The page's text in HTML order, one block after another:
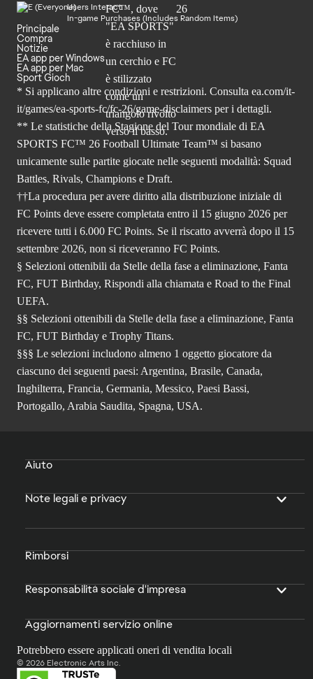
Users Interact
In-game Purchases (Includes Random Items)
Principale
Compra
Notizie
EA app per Windows
EA app per Mac
Sport Gioch
* Si applicano altre condizioni e restrizioni. Consulta ea.com/it-
it/games/ea-sports-fc/fc-26/game-disclaimers per i dettagli.
** Le statistiche della Stagione del Tour mondiale di EA
SPORTS FC™ 26 Football Ultimate Team™ si basano
unicamente sulle partite giocate nelle seguenti modalità: Squad
Battles, Rivals, Champions e Draft.
††La procedura per avere diritto alla distribuzione iniziale di
FC Points deve essere completata entro il 15 giugno 2026 per
ricevere tutti i 6.000 FC Points. Se il riscatto avverrà dopo il 15
settembre 2026, non si riceveranno FC Points.
§ Selezioni ottenibili da Stelle della fase a eliminazione, Fanta
FC, FUT Birthday, Rispondi alla chiamata e Road to the Final
UEFA.
§§ Selezioni ottenibili da Stelle della fase a eliminazione, Fanta
FC, FUT Birthday e Trophy Titans.
§§§ Le selezioni includono almeno 1 oggetto giocatore da
ciascuno dei seguenti paesi: Argentina, Brasile, Canada,
Inghilterra, Francia, Germania, Messico, Paesi Bassi,
Portogallo, Arabia Saudita, Spagna, USA.
Aiuto
Note legali e privacy
Rimborsi
Responsabilità sociale d'impresa
Aggiornamenti servizio online
Potrebbero essere applicati oneri di vendita locali
© 2026 Electronic Arts Inc.